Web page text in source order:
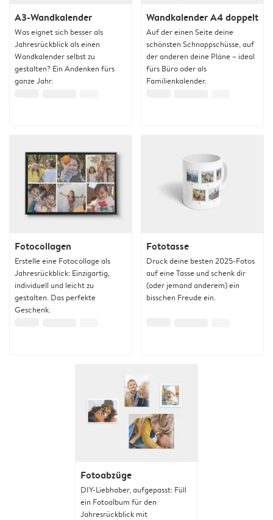
A3-Wandkalender
Was eignet sich besser als
Jahresrückblick als einen
Wandkalender selbst zu
gestalten? Ein Andenken fürs
ganze Jahr.
Wandkalender A4 doppelt
Auf der einen Seite deine
schönsten Schnappschüsse, auf
der anderen deine Pläne – ideal
fürs Büro oder als
Familienkalender.
Fotocollagen
Erstelle eine Fotocollage als
Jahresrückblick: Einzigartig,
individuell und leicht zu
gestalten. Das perfekte
Geschenk.
Fototasse
Druck deine besten 2025-Fotos
auf eine Tasse und schenk dir
(oder jemand anderem) ein
bisschen Freude ein.
Fotoabzüge
DIY-Liebhaber, aufgepasst: Füll
ein Fotoalbum für den
Jahresrückblick mit